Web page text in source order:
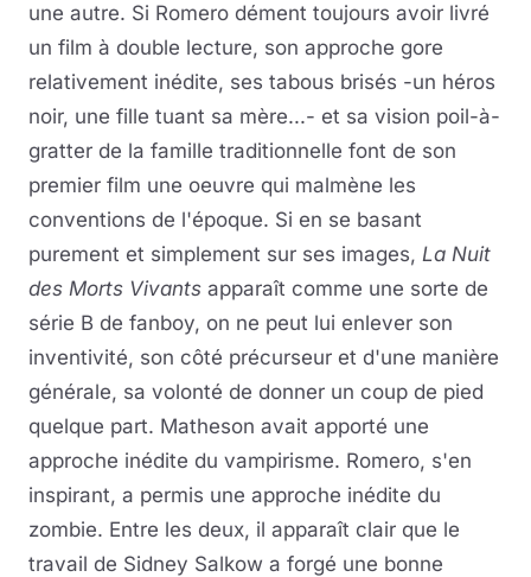
une autre. Si Romero dément toujours avoir livré
un film à double lecture, son approche gore
relativement inédite, ses tabous brisés -un héros
noir, une fille tuant sa mère...- et sa vision poil-à-
gratter de la famille traditionnelle font de son
premier film une oeuvre qui malmène les
conventions de l'époque. Si en se basant
purement et simplement sur ses images, La Nuit
des Morts Vivants apparaît comme une sorte de
série B de fanboy, on ne peut lui enlever son
inventivité, son côté précurseur et d'une manière
générale, sa volonté de donner un coup de pied
quelque part. Matheson avait apporté une
approche inédite du vampirisme. Romero, s'en
inspirant, a permis une approche inédite du
zombie. Entre les deux, il apparaît clair que le
travail de Sidney Salkow a forgé une bonne